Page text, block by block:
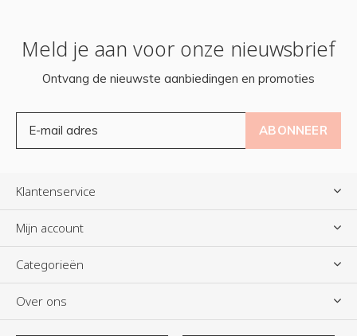
Meld je aan voor onze nieuwsbrief
Ontvang de nieuwste aanbiedingen en promoties
ABONNEER
Klantenservice
Mijn account
Categorieën
Over ons